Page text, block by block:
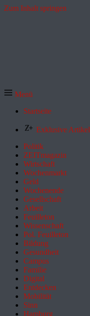
Zum Inhalt springen
Menü
Startseite
Exklusive Artikel
Politik
ZEITmagazin
Wirtschaft
Wochenmarkt
Geld
Wochenende
Gesellschaft
Arbeit
Feuilleton
Wissenschaft
Pol. Feuilleton
Bildung
Gesundheit
Campus
Familie
Digital
Entdecken
Mobilität
Sinn
Hamburg